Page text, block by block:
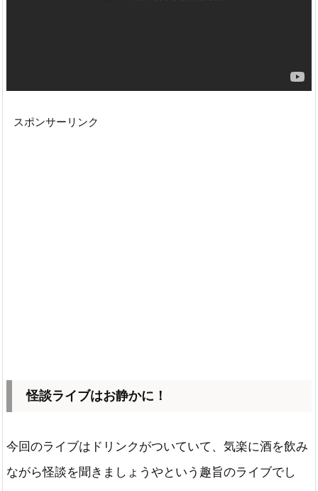
スポンサーリンク
怪談ライブはお静かに！
今回のライブはドリンクがついていて、気楽に酒を飲み
ながら怪談を聞きましょうやという趣旨のライブでし